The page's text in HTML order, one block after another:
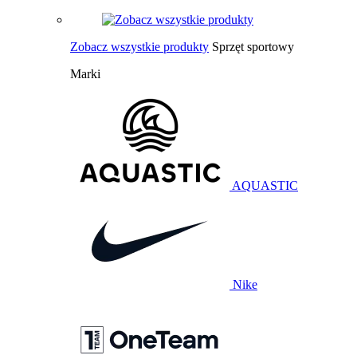
Zobacz wszystkie produkty Sprzęt sportowy
Marki
AQUASTIC
Nike